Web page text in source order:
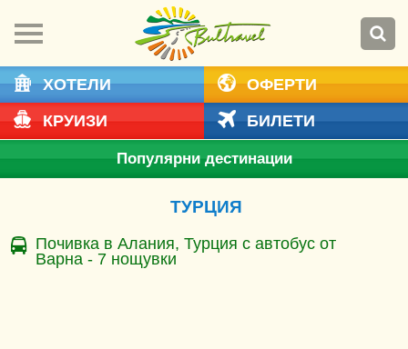
ХОТЕЛИ
ОФЕРТИ
КРУИЗИ
БИЛЕТИ
Популярни дестинации
ТУРЦИЯ
Почивка в Алания, Турция с автобус от
Варна - 7 нощувки